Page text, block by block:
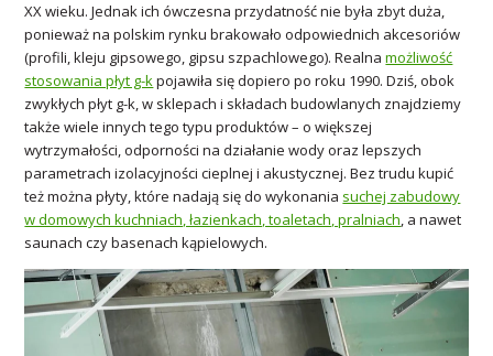
XX wieku. Jednak ich ówczesna przydatność nie była zbyt duża,
ponieważ na polskim rynku brakowało odpowiednich akcesoriów
(profili, kleju gipsowego, gipsu szpachlowego). Realnamożliwość
stosowania płyt g-kpojawiła się dopiero po roku 1990. Dziś, obok
zwykłych płyt g-k, w sklepach i składach budowlanych znajdziemy
także wiele innych tego typu produktów – o większej
wytrzymałości, odporności na działanie wody oraz lepszych
parametrach izolacyjności cieplnej i akustycznej. Bez trudu kupić
też można płyty, które nadają się do wykonania suchej zabudowy
w domowych kuchniach, łazienkach, toaletach, pralniach, a nawet
saunach czy basenach kąpielowych.